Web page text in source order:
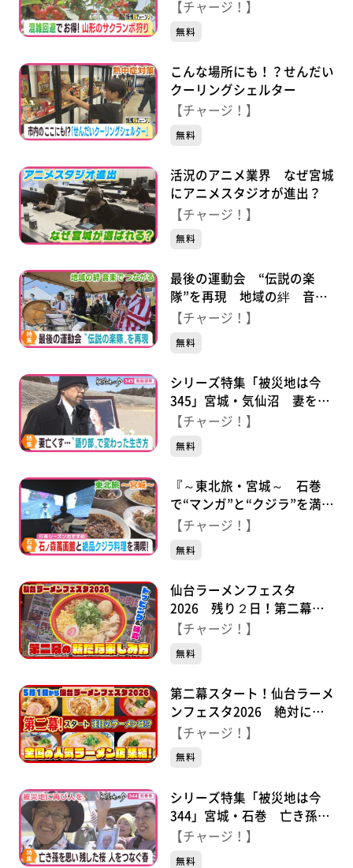
【放送日：東日本放送】
【チャージ！】
無料
こんな場所にも！？せんだい
クーリングシェルター
【チャージ！】
無料
活況のアニメ業界 なぜ宮城
にアニメスタジオが進出？
【チャージ！】
無料
最後の運動会 “伝説の楽
隊”を再現 地域の絆 音楽
でつながる
【チャージ！】
無料
シリーズ特集「被災地は今
345」宮城・気仙沼 妻を亡
くした元消防士 語り部で変
【チャージ！】
無料
『～東北旅・宮城～ 石巻
で“マンガ”と“クジラ”を満
喫』2026年4月27日（月）放
【チャージ！】
無料
仙台ラーメンフェスタ
2026 残り２日！第二幕の
新たな楽しみ方♪
【チャージ！】
無料
第二幕スタート！仙台ラーメ
ンフェスタ2026 絶対にう
まい、最強のラーメンをすべ
【チャージ！】
無料
シリーズ特集「被災地は今
344」宮城・石巻 亡き孫を
思い残した桜 今も人をつな
【チャージ！】
無料